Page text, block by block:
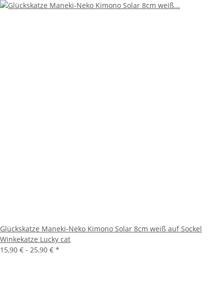
Glückskatze Maneki-Neko Kimono Solar 8cm weiß auf Sockel
Winkekatze Lucky cat
15,90 € - 25,90 € *